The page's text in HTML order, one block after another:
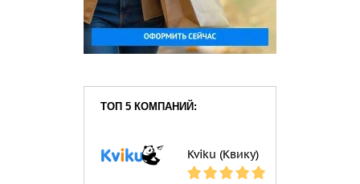
ТОП 5 КОМПАНИЙ:
Kviku (Квику)